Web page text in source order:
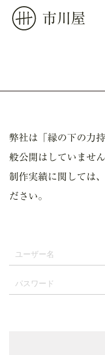
市川屋
弊社は「縁の下の力
般公開はしていません
制作実績に関しては、
ださい。